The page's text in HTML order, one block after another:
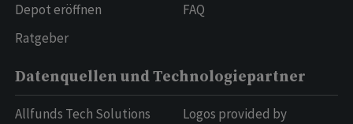
Depot eröffnen
Ratgeber
FAQ
Datenquellen und Technologiepartner
Allfunds Tech Solutions
Logos provided by